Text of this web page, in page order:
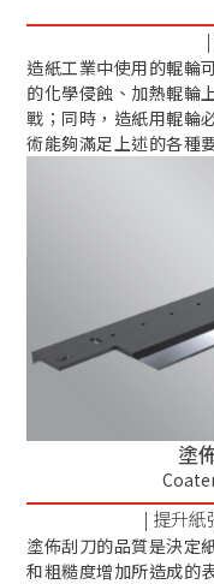
造紙工業中使用的輥輪
的化學侵蝕、加熱輥輪
戰；同時，造紙用輥輪
術能夠滿足上述的各種
塗
| 提升紙
塗佈刮刀的品質是決定
和粗糙度增加所造成的